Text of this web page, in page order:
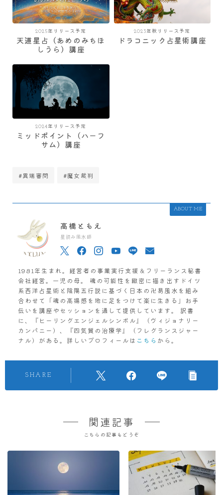
2025年リリース予定
天道星占（あめのみちほ
しうら）講座
2023年秋リリース予定
ドラコニック占星術講座
2024年リリース予定
ミッドポイント（ハーフ
サム）講座
#異端審問 #魔女裁判
ABOUT ME
高橋ともえ
星読み風水師
1981年生まれ。経営者の事業実行支援＆フリーランス秘書
会社経営。一児の母。 魂の可能性を緻密に描き出すドイツ
系西洋占星術と陰陽五行説に基づく日本の卍易風水を組み
合わせて「魂の高揚感を地に足をつけて楽に生きる」お手
伝いを講座やセッションを通して提供しています。 訳書
に、『ヒーリングエンジェルシンボル』（ヴィジョナリー
カンパニー）、『四気質の治療学』（フレグランスジャー
ナル）がある。詳しいプロフィールは こちら から。
SHARE
関連記事
こちらの記事もどうぞ